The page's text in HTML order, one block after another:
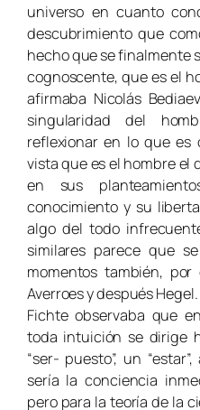
universo en cuanto
descubrimiento que
hecho que se finalmente
cognoscente, que es el
afirmaba Nicolás
singularidad del
reflexionar en lo que es
vista que es el hombre el
en sus
conocimiento y su
algo del todo
similares parece que
momentos también, por
Averroes y después Hegel.
Fichte observaba que
toda intuición se dirige
“ser- puesto”, un
sería la conciencia
pero para la teoría de la